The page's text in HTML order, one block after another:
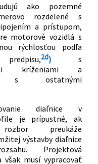
ako pozemné
rozdelené s
a prístupom,
motorové vozidlá s
rýchlosťou podľa
2d)s
kríženiami a
s ostatnými
diaľnice v
je prípustné, ak
preukáže
výstavby diaľnice
Projektová
však musí vypracovať